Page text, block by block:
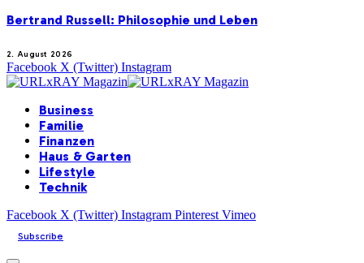
Bertrand Russell: Philosophie und Leben
2. August 2026
Facebook X (Twitter) Instagram
Business
Familie
Finanzen
Haus & Garten
Lifestyle
Technik
Facebook X (Twitter) Instagram Pinterest Vimeo
Subscribe